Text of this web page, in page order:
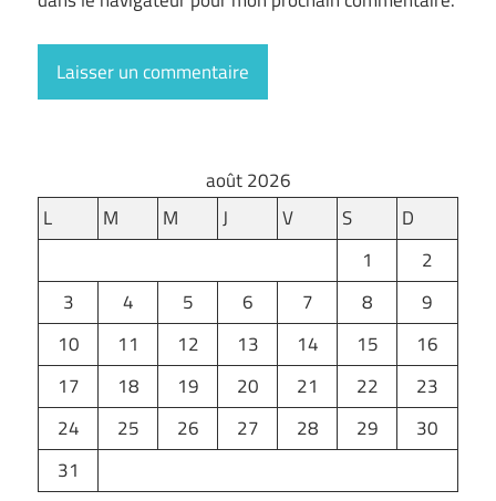
août 2026
L
M M J V S
D
1
2
3
4 5 6 7 8
9
10
11 12 13 14 15
16
17
18 19 20 21 22
23
24
25 26 27 28 29
30
31